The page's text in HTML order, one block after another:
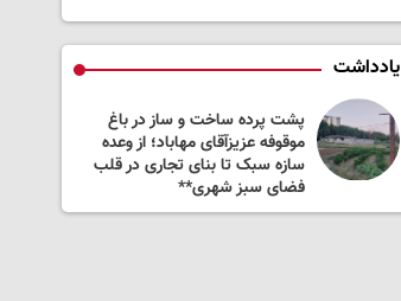
یادداشت
پشت پرده ساخت و ساز در باغ
موقوفه عزیزآقای مهاباد؛ از وعده
سازه سبک تا بنای تجاری در قلب
فضای سبز شهری**